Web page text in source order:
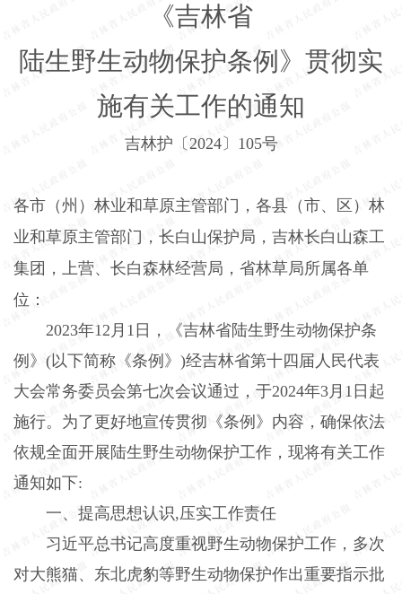
《吉林省
陆生野生动物保护条例》贯彻实
施有关工作的通知
吉林护〔2024〕105号
各市（州）林业和草原主管部门，各县（市、区）林
业和草原主管部门，长白山保护局，吉林长白山森工
集团，上营、长白森林经营局，省林草局所属各单
位：
2023年12月1日，《吉林省陆生野生动物保护条
例》(以下简称《条例》)经吉林省第十四届人民代表
大会常务委员会第七次会议通过，于2024年3月1日起
施行。为了更好地宣传贯彻《条例》内容，确保依法
依规全面开展陆生野生动物保护工作，现将有关工作
通知如下:
一、提高思想认识,压实工作责任
习近平总书记高度重视野生动物保护工作，多次
对大熊猫、东北虎豹等野生动物保护作出重要指示批